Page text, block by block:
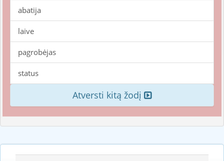
abatija
laive
pagrobėjas
status
Atversti kitą žodį